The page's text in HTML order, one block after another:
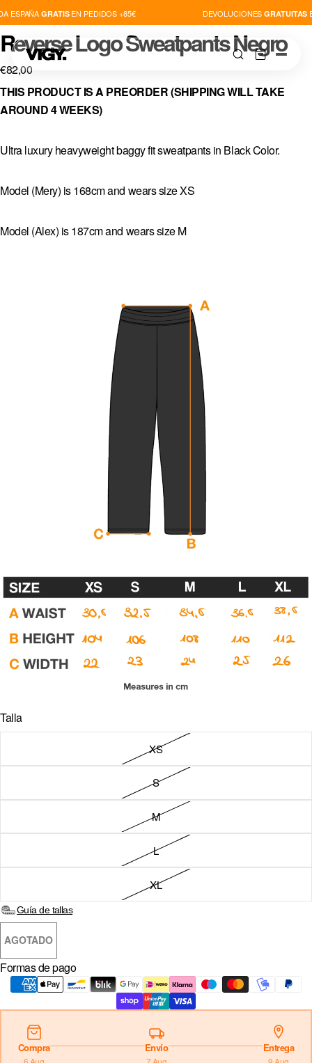
ESPAÑAGRATISEN PEDIDOS +85€ DEVOLUCIONESGRATUITAS
COUNTRY & CURRENCY
DE · € — ALEMANIA
AT · € — AUSTRIA
BE · € — BÉLGICA
BG · € — BULGARIA
CZ · KČ — CHEQUIA
DK · KR. — DINAMARCA
SI · € — ESLOVENIA
ES · € — ESPAÑA
US · $ — ESTADOS UNIDOS
EE · € — ESTONIA
HU · FT — HUNGRÍA
LT · € — LITUANIA
LU · € — LUXEMBURGO
MC · € — MÓNACO
NL · € — PAÍSES BAJOS
PL · ZŁ — POLONIA
PT · € — PORTUGAL
RO · LEI — RUMANÍA
Reverse Logo Sweatpants Negro
€82,00
THIS PRODUCT IS A PREORDER (SHIPPING WILL TAKE
AROUND 4 WEEKS)
Ultra luxury heavyweight baggy fit sweatpants in Black Color.
Model (Mery) is 168cm and wears size XS
Model (Alex) is 187cm and wears size M
Talla
XS
S
M
L
XL
Guía de tallas
AGOTADO
Formas de pago
Compra Envío Entrega